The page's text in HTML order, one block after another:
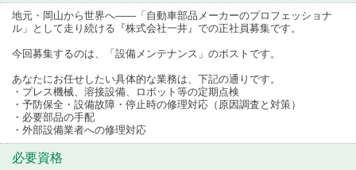
地元・岡山から世界へ――「自動車部品メーカーのプロフェッショナ
ル」として走り続ける『株式会社一井』での正社員募集です。
今回募集するのは、「設備メンテナンス」のポストです。
あなたにお任せしたい具体的な業務は、下記の通りです。
・プレス機械、溶接設備、ロボット等の定期点検
・予防保全・設備故障・停止時の修理対応（原因調査と対策）
・必要部品の手配
・外部設備業者への修理対応
必要資格